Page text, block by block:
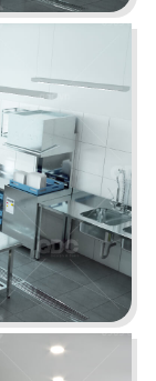
hiện đại